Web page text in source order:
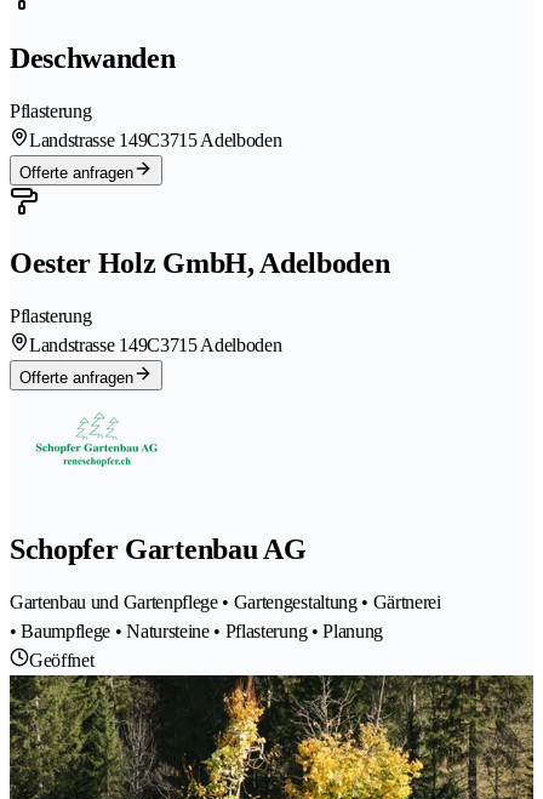
Deschwanden
Pflasterung
Landstrasse 149C3715 Adelboden
Offerte anfragen
Oester Holz GmbH, Adelboden
Pflasterung
Landstrasse 149C3715 Adelboden
Offerte anfragen
Schopfer Gartenbau AG
Gartenbau und Gartenpflege • Gartengestaltung • Gärtnerei
• Baumpflege • Natursteine • Pflasterung • Planung
Geöffnet